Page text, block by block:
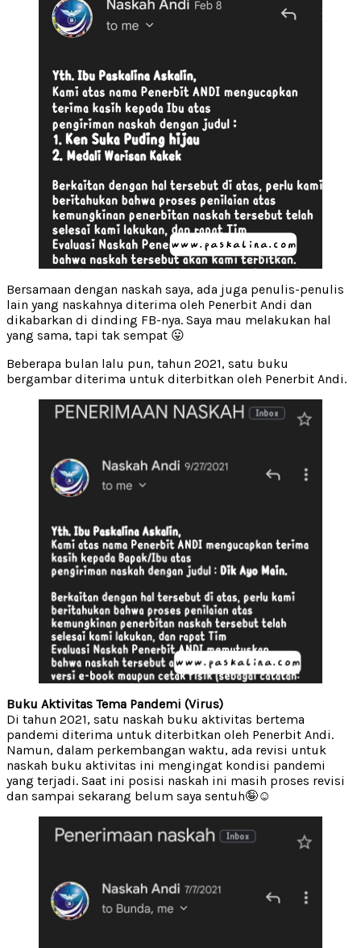
Bersamaan dengan naskah saya, ada juga penulis-penulis
lain yang naskahnya diterima oleh Penerbit Andi dan
dikabarkan di dinding FB-nya. Saya mau melakukan hal
yang sama, tapi tak sempat 😛
Beberapa bulan lalu pun, tahun 2021, satu buku
bergambar diterima untuk diterbitkan oleh Penerbit Andi.
Buku Aktivitas Tema Pandemi (Virus)
Di tahun 2021, satu naskah buku aktivitas bertema
pandemi diterima untuk diterbitkan oleh Penerbit Andi.
Namun, dalam perkembangan waktu, ada revisi untuk
naskah buku aktivitas ini mengingat kondisi pandemi
yang terjadi. Saat ini posisi naskah ini masih proses revisi
dan sampai sekarang belum saya sentuh🤪☺️